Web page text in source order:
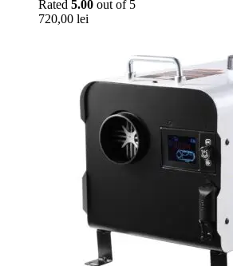
Rated 5.00 out of 5
720,00 lei